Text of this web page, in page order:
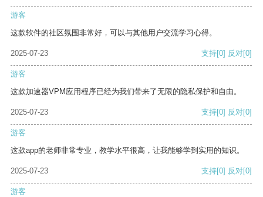
游客
这款软件的社区氛围非常好，可以与其他用户交流学习心得。
2025-07-23 支持[0] 反对[0]
游客
这款加速器VPM应用程序已经为我们带来了无限的隐私保护和自由。
2025-07-23 支持[0] 反对[0]
游客
这款app的老师非常专业，教学水平很高，让我能够学到实用的知识。
2025-07-23 支持[0] 反对[0]
游客